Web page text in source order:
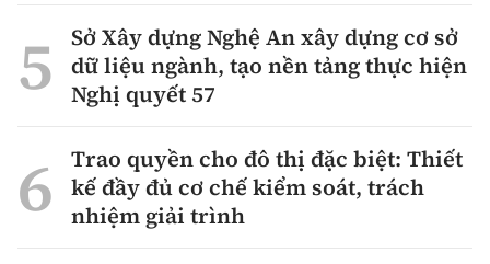
Sở Xây dựng Nghệ An xây dựng cơ sở
dữ liệu ngành, tạo nền tảng thực hiện
Nghị quyết 57
Trao quyền cho đô thị đặc biệt: Thiết
kế đầy đủ cơ chế kiểm soát, trách
nhiệm giải trình